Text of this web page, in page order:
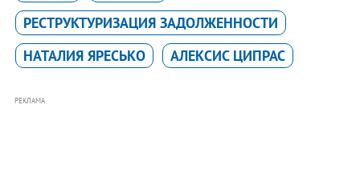
РЕСТРУКТУРИЗАЦИЯ ЗАДОЛЖЕННОСТИ
НАТАЛИЯ ЯРЕСЬКО
АЛЕКСИС ЦИПРАС
РЕКЛАМА